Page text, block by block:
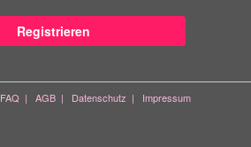
Registrieren
FAQ | AGB| Datenschutz | Impressum